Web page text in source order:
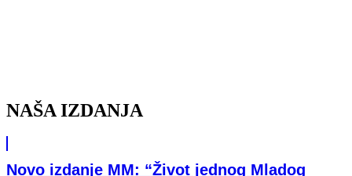
NAŠA IZDANJA
Novo izdanje MM: “Život jednog Mladog